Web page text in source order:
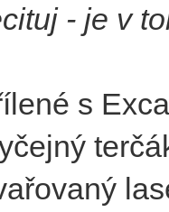
- je v
s